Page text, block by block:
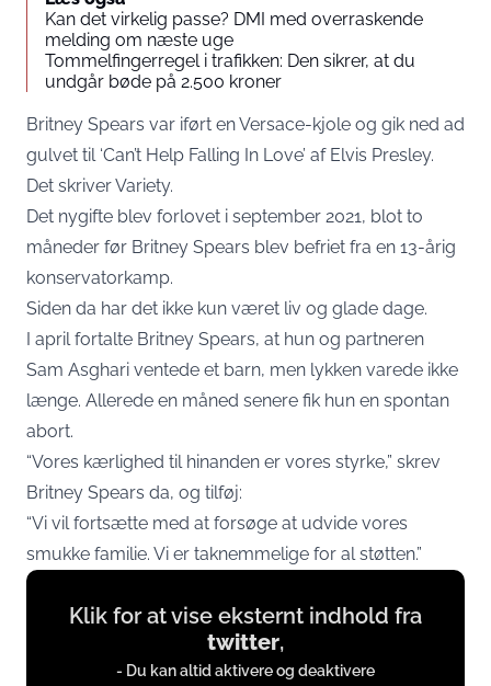
Kan det virkelig passe? DMI med overraskende
melding om næste uge
Tommelfingerregel i trafikken: Den sikrer, at du
undgår bøde på 2.500 kroner
Britney Spears var iført en Versace-kjole og gik ned ad
gulvet til ‘Can’t Help Falling In Love’ af Elvis Presley.
Det skriverVariety.
Det nygifte blev forlovet i september 2021, blot to
måneder før Britney Spears blev befriet fra en 13-årig
konservatorkamp.
Siden da har det ikke kun været liv og glade dage.
I april fortalte Britney Spears, at hun og partneren
Sam Asghari ventede et barn, men lykken varede ikke
længe. Allerede en måned senere fik hun en spontan
abort.
“Vores kærlighed til hinanden er vores styrke,” skrev
Britney Spears da, og tilføj:
“Vi vil fortsætte med at forsøge at udvide vores
smukke familie. Vi er taknemmelige for al støtten.”
Display
contentKlik for at vise eksternt indhold fra
twitter,
- Du kan altid aktivere og deaktivere